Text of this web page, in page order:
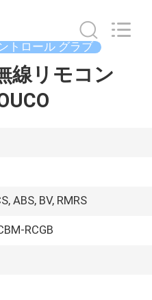
トロール グラブ
線リモコン
ABS, BV, RMRS
RCGB